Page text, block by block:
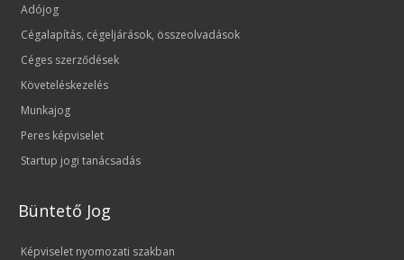
Adójog
Cégalapítás, cégeljárások, összeolvadások
Céges szerződések
Követeléskezelés
Munkajog
Peres képviselet
Startup jogi tanácsadás
Büntető Jog
Képviselet nyomozati szakban